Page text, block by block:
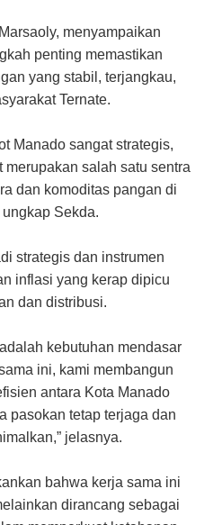
menyampaikan
penting memastikan
yang stabil, terjangkau,
Ternate.
Manado sangat strategis,
merupakan salah satu sentra
dan komoditas pangan di
Sekda.
strategis dan instrumen
inflasi yang kerap dipicu
dan distribusi.
kebutuhan mendasar
ini, kami membangun
antara Kota Manado
pasokan tetap terjaga dan
jelasnya.
bahwa kerja sama ini
dirancang sebagai